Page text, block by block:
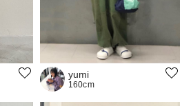
yumi
160cm